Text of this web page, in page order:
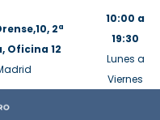
2ª
Oficina 12
10:00 a
19:30
Lunes a
Viernes